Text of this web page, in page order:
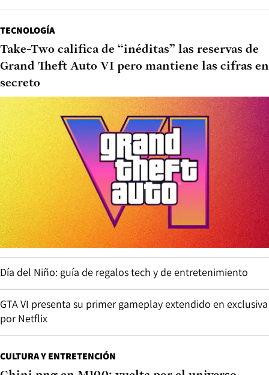
TECNOLOGÍA
Take-Two califica de “inéditas” las reservas de
Grand Theft Auto VI pero mantiene las cifras en
secreto
Día del Niño: guía de regalos tech y de entretenimiento
GTA VI presenta su primer gameplay extendido en exclusiva
por Netflix
CULTURA Y ENTRETENCIÓN